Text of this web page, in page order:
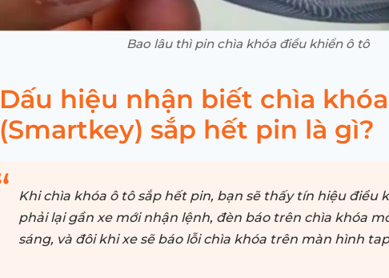
Bao lâu thì pin chìa khóa điều khiển ô tô
Dấu hiệu nhận biết chìa
(Smartkey) sắp hết pin là gì?
Khi chìa khóa ô tô sắp hết pin, bạn sẽ thấy tín hiệu điều
phải lại gần xe mới nhận lệnh, đèn báo trên chìa khóa
sáng, và đôi khi xe sẽ báo lỗi chìa khóa trên màn hình